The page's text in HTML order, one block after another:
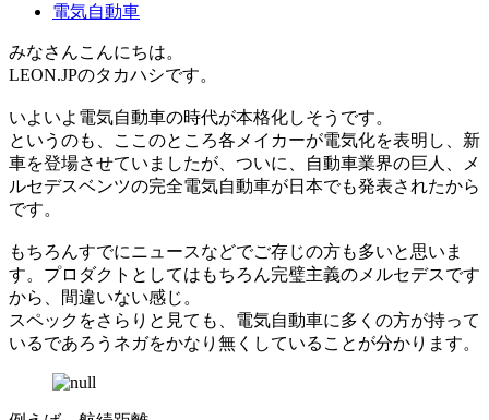
電気自動車
みなさんこんにちは。
LEON.JPのタカハシです。
いよいよ電気自動車の時代が本格化しそうです。
というのも、ここのところ各メイカーが電気化を表明し、新
車を登場させていましたが、ついに、自動車業界の巨人、メ
ルセデスベンツの完全電気自動車が日本でも発表されたから
です。
もちろんすでにニュースなどでご存じの方も多いと思いま
す。プロダクトとしてはもちろん完璧主義のメルセデスです
から、間違いない感じ。
スペックをさらりと見ても、電気自動車に多くの方が持って
いるであろうネガをかなり無くしていることが分かります。